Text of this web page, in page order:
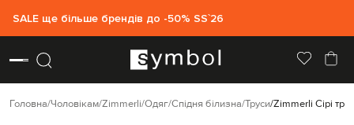
SALE ще більше брендів до -50% SS`26
Головна Чоловікам Zimmerli Одяг Спідня білизна Труси Zimmerli Сірі